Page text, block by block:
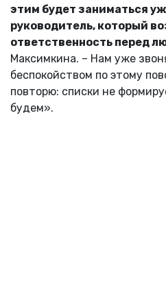
этим будет заниматься
руководитель, который
ответственность перед
Максимкина. – Нам уже
беспокойством по этому
повторю: списки не
будем».